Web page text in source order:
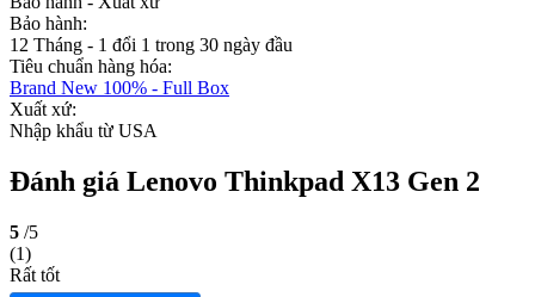
Bảo hành:
12 Tháng - 1 đổi 1 trong 30 ngày đầu
Tiêu chuẩn hàng hóa:
Brand New 100% - Full Box
Xuất xứ:
Nhập khẩu từ USA
Đánh giá Lenovo Thinkpad X13 Gen 2
5 /5
(1)
Rất tốt